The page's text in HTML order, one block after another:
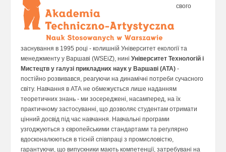
свого
заснування в 1995 році - колишній Університет екології та
менеджменту у Варшаві (WSEiZ), нині Університет Технологій і
Мистецтв у галузі прикладних наук у Варшаві (ATA) -
постійно розвивався, реагуючи на динамічні потреби сучасного
світу. Навчання в АТА не обмежується лише наданням
теоретичних знань - ми зосереджені, насамперед, на їх
практичному застосуванні, що дозволяє студентам отримати
цінний досвід під час навчання. Навчальні програми
узгоджуються з європейськими стандартами та регулярно
вдосконалюються в тісній співпраці з промисловістю,
гарантуючи, що випускники мають компетенції, затребувані на